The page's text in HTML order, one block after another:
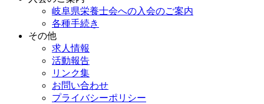
岐阜県栄養士会への入会のご案内
各種手続き
その他
求人情報
活動報告
リンク集
お問い合わせ
プライバシーポリシー